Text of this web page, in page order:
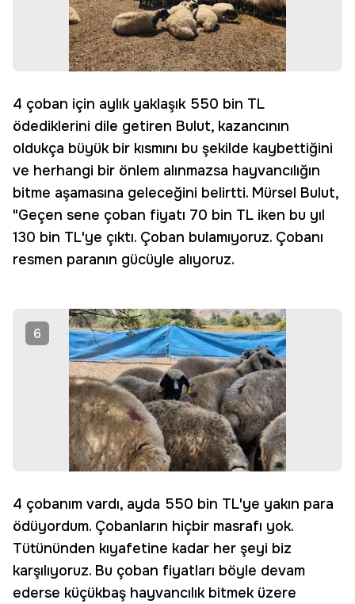
4 çoban için aylık yaklaşık 550 bin TL
ödediklerini dile getiren Bulut, kazancının
oldukça büyük bir kısmını bu şekilde kaybettiğini
ve herhangi bir önlem alınmazsa hayvancılığın
bitme aşamasına geleceğini belirtti. Mürsel Bulut,
"Geçen sene çoban fiyatı 70 bin TL iken bu yıl
130 bin TL'ye çıktı. Çoban bulamıyoruz. Çobanı
resmen paranın gücüyle alıyoruz.
6
4 çobanım vardı, ayda 550 bin TL'ye yakın para
ödüyordum. Çobanların hiçbir masrafı yok.
Tütününden kıyafetine kadar her şeyi biz
karşılıyoruz. Bu çoban fiyatları böyle devam
ederse küçükbaş hayvancılık bitmek üzere